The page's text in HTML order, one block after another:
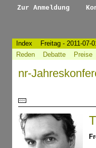
Index Freitag - 2011-07-
Reden
Debatte Preise
nr-
<<<
Zur Anmeldung